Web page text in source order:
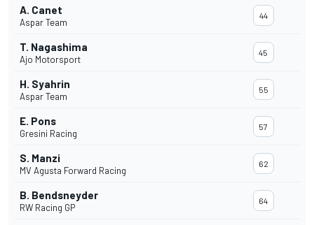
A. Canet
Aspar Team
44
T. Nagashima
Ajo Motorsport
45
H. Syahrin
Aspar Team
55
E. Pons
Gresini Racing
57
S. Manzi
MV Agusta Forward Racing
62
B. Bendsneyder
RW Racing GP
64